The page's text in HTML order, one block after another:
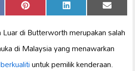
Share
on
Pinterest Share
on
LinkedIn Share
on
Email
Luar di Butterworth merupakan salah
di Malaysia yang menawarkan
untuk pemilik kenderaan.